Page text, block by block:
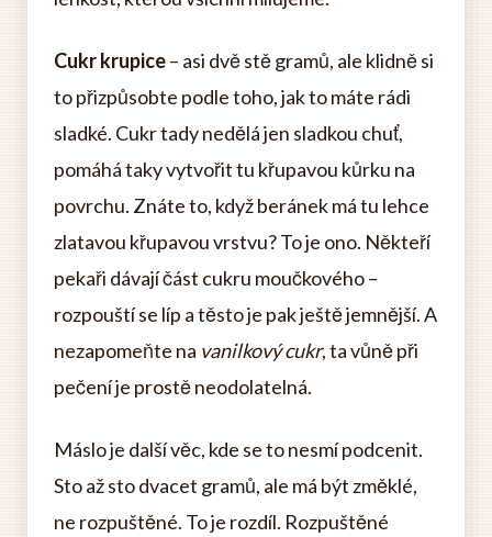
Cukr krupice– asi dvě stě gramů, ale klidně si
to přizpůsobte podle toho, jak to máte rádi
sladké. Cukr tady nedělá jen sladkou chuť,
pomáhá taky vytvořit tu křupavou kůrku na
povrchu. Znáte to, když beránek má tu lehce
zlatavou křupavou vrstvu? To je ono. Někteří
pekaři dávají část cukru moučkového –
rozpouští se líp a těsto je pak ještě jemnější. A
nezapomeňte na vanilkový cukr, ta vůně při
pečení je prostě neodolatelná.
Máslo je další věc, kde se to nesmí podcenit.
Sto až sto dvacet gramů, ale má být změklé,
ne rozpuštěné. To je rozdíl. Rozpuštěné